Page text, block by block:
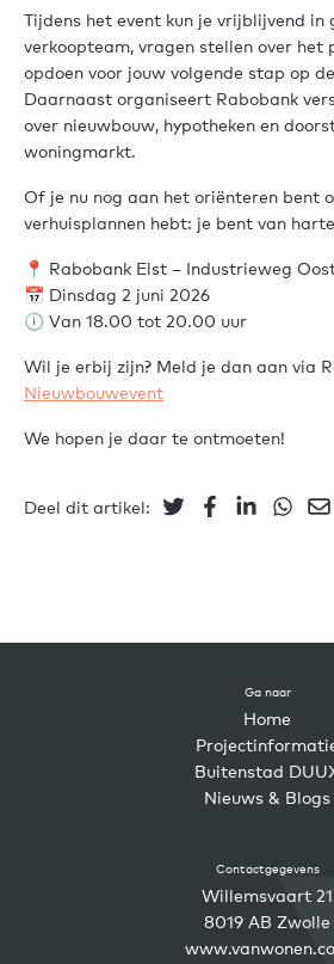
Tijdens het event kun je vrijblijvend in
verkoopteam, vragen stellen over het
opdoen voor jouw volgende stap op
Daarnaast organiseert Rabobank
over nieuwbouw, hypotheken en
woningmarkt.
Of je nu nog aan het oriënteren bent
verhuisplannen hebt: je bent van
📍 Rabobank Elst – Industrieweg
📅 Dinsdag 2 juni 2026
🕕 Van 18.00 tot 20.00 uur
Wil je erbij zijn? Meld je dan aan via
Nieuwbouwevent
We hopen je daar te ontmoeten!
Deel dit artikel:
Ga naar
Home
Buitenstad
Nieuws & Blogs
Contactgegevens
Willemsvaart 21
8019 AB Zwolle